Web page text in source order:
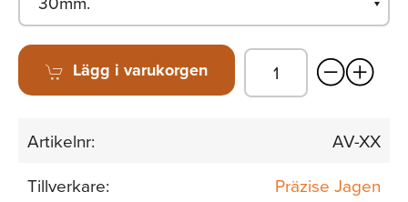
Lägg i varukorgen
Artikelnr:
AV-XX
Tillverkare:
Präzise Jagen